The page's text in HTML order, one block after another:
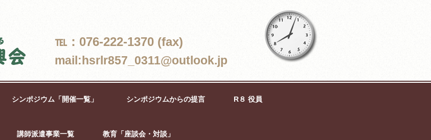
℡：076-222-1370 (fax)
mail:hsrlr857_0311@outlook.jp
シンポジウム「開催一覧」 シンポジウムからの提言 R８ 役員
講師派遣事業一覧 教育「座談会・対談」